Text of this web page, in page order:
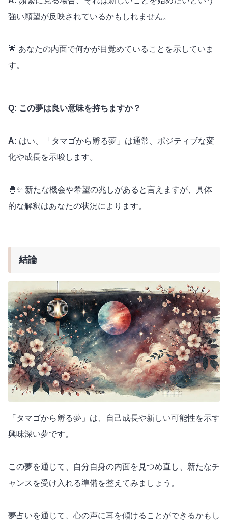
強い願望が反映されているかもしれません。
🌟 あなたの内面で何かが目覚めていることを示していま
す。
Q: この夢は良い意味を持ちますか？
A: はい、「タマゴから孵る夢」は通常、ポジティブな変
化や成長を示唆します。
🐣✨ 新たな機会や希望の兆しがあると言えますが、具体
的な解釈はあなたの状況によります。
結論
「タマゴから孵る夢」は、自己成長や新しい可能性を示す
興味深い夢です。
この夢を通じて、自分自身の内面を見つめ直し、新たなチ
ャンスを受け入れる準備を整えてみましょう。
夢占いを通じて、心の声に耳を傾けることができるかもし